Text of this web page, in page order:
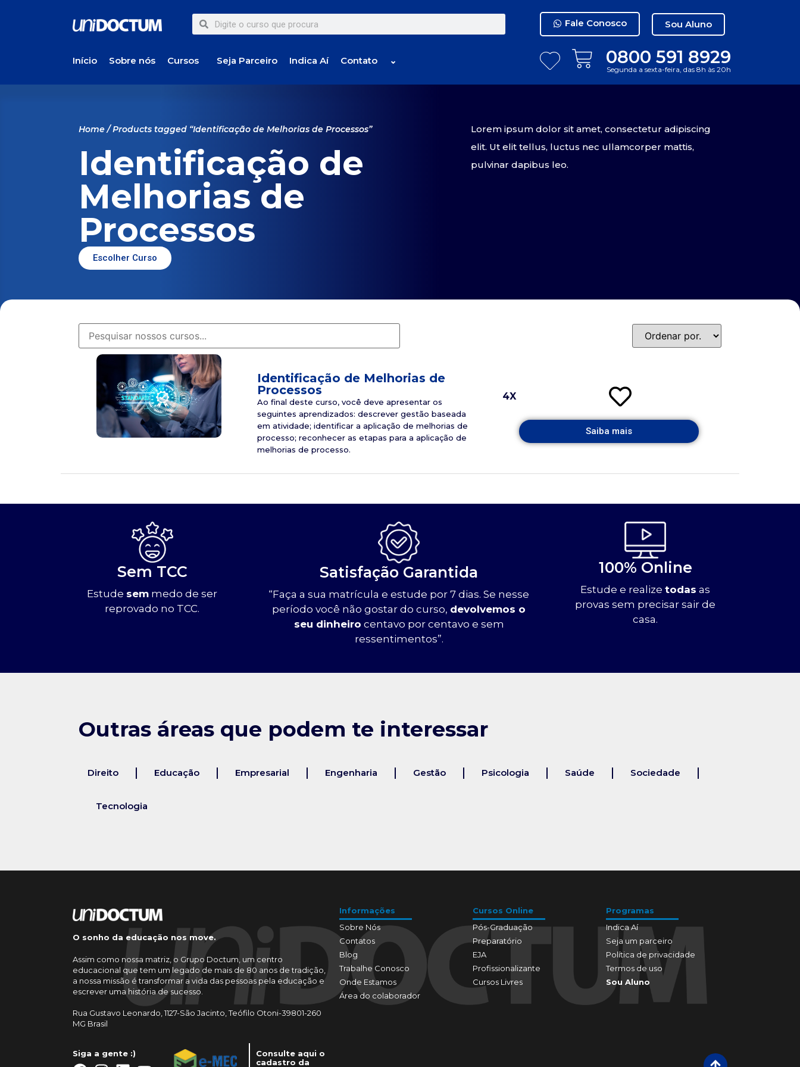
Fale Conosco Sou Aluno
Início Sobre nós Cursos Seja Parceiro Indica Aí Contato ⌄ 0800 591 8929
Segunda a sexta-feira, das 8h às 20h
Home/ Products tagged “Identificação de Melhorias de Processos”
Identificação de
Melhorias de
Processos
Escolher Curso
Lorem ipsum dolor sit amet, consectetur adipiscing
elit. Ut elit tellus, luctus nec ullamcorper mattis,
pulvinar dapibus leo.
Identificação de Melhorias de
Processos
Ao final deste curso, você deve apresentar os
seguintes aprendizados: descrever gestão baseada
em atividade; identificar a aplicação de melhorias de
processo; reconhecer as etapas para a aplicação de
melhorias de processo.
4X
Saiba mais
Sem TCC
Estude sem medo de ser
reprovado no TCC.
Satisfação Garantida
“Faça a sua matrícula e estude por 7 dias. Se nesse
período você não gostar do curso, devolvemos o
seu dinheiro centavo por centavo e sem
ressentimentos”.
100% Online
Estude e realizetodas as
provas sem precisar sair de
casa.
Outras áreas que podem te interessar
Direito Educação Empresarial Engenharia Gestão Psicologia Saúde Sociedade
Tecnologia
O sonho da educação nos move.
Assim como nossa matriz, o Grupo Doctum, um centro
educacional que tem um legado de mais de 80 anos de tradição,
a nossa missão é transformar a vida das pessoas pela educação e
escrever uma história de sucesso.
Rua Gustavo Leonardo, 1127-São Jacinto, Teófilo Otoni-39801-260
MG Brasil
Informações
Sobre Nós
Contatos
Blog
Trabalhe Conosco
Onde Estamos
Área do colaborador
Cursos Online
Pós-Graduação
Preparatório
EJA
Profissionalizante
Cursos Livres
Programas
Indica Aí
Seja um parceiro
Política de privacidade
Termos de uso
Sou Aluno
Siga a gente :)
Consulte aqui o
cadastro da